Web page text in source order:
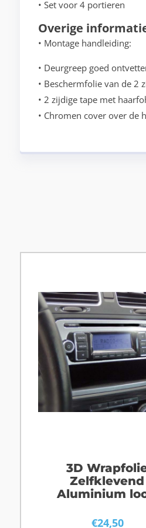
• Set voor 4 portieren
Overige
• Montage handleiding:
• Deurgreep goed
• Beschermfolie van de 2
• 2 zijdige tape met
• Chromen cover over de
3D
Zelfklevend
Aluminium
€24,50